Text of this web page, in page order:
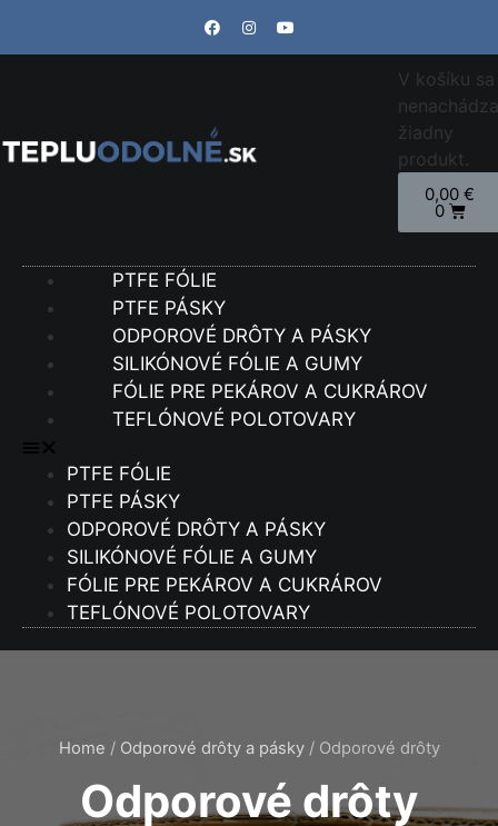
V košíku sa
žiadny
produkt.
0,00€
0
PTFE FÓLIE
PTFE PÁSKY
ODPOROVÉ DRÔTY A PÁSKY
SILIKÓNOVÉ FÓLIE A GUMY
FÓLIE PRE PEKÁROV A CUKRÁROV
TEFLÓNOVÉ POLOTOVARY
PTFE FÓLIE
PTFE PÁSKY
ODPOROVÉ DRÔTY A PÁSKY
SILIKÓNOVÉ FÓLIE A GUMY
FÓLIE PRE PEKÁROV A CUKRÁROV
TEFLÓNOVÉ POLOTOVARY
Home / Odporové drôty a pásky/ Odporové drôty
Odporové drôty